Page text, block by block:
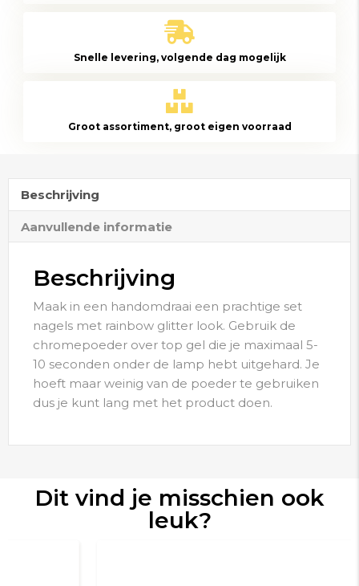
Snelle levering, volgende dag mogelijk
Groot assortiment, groot eigen voorraad
Beschrijving
Aanvullende informatie
Beschrijving
Maak in een handomdraai een prachtige set
nagels met rainbow glitter look. Gebruik de
chromepoeder over top gel die je maximaal 5-
10 seconden onder de lamp hebt uitgehard. Je
hoeft maar weinig van de poeder te gebruiken
dus je kunt lang met het product doen.
Dit vind je misschien ook
leuk?